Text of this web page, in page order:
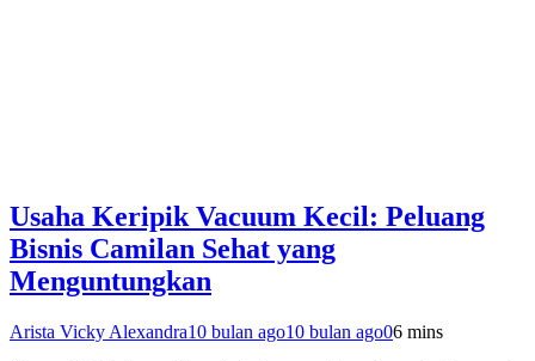
Usaha Keripik Vacuum Kecil: Peluang
Bisnis Camilan Sehat yang
Menguntungkan
Arista Vicky Alexandra10 bulan ago10 bulan ago06 mins